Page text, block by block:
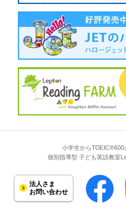
小学生からTOEIC®600
個別指導型 子ども英語教室
法人さま
お問い合わせ